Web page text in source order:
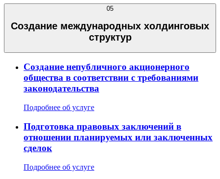
05
Создание международных холдинговых
структур
Создание непубличного акционерного
общества в соответствии с требованиями
законодательства
Подробнее об услуге
Подготовка правовых заключений в
отношении планируемых или заключенных
сделок
Подробнее об услуге